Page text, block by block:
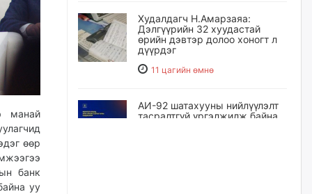
манай
өөр
банк
уу
Худалдагч Н.Амарзаяа:
Дэлгүүрийн 32 хуудастай
өрийн дэвтэр долоо хоногт л
дүүрдэг
11 цагийн өмнө
АИ-92 шатахууны нийлүүлэлт
тасралтгүй үргэлжилж байна